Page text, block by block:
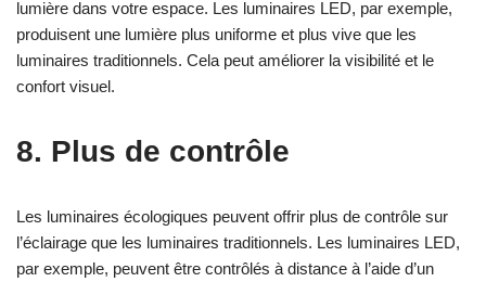
lumière dans votre espace. Les luminaires LED, par exemple,
produisent une lumière plus uniforme et plus vive que les
luminaires traditionnels. Cela peut améliorer la visibilité et le
confort visuel.
8. Plus de contrôle
Les luminaires écologiques peuvent offrir plus de contrôle sur
l’éclairage que les luminaires traditionnels. Les luminaires LED,
par exemple, peuvent être contrôlés à distance à l’aide d’un